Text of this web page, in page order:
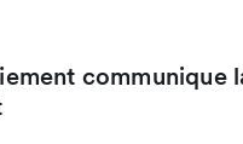
communique